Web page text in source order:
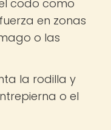
codo como
en zonas
o las
la rodilla y
o el